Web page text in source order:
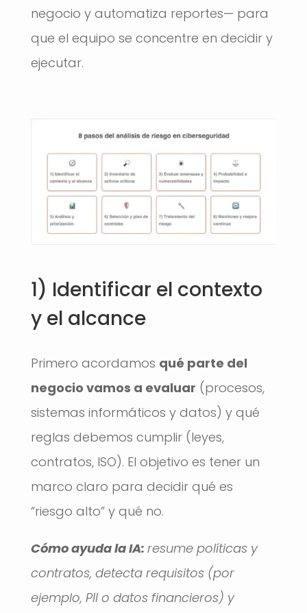
negocio y automatiza reportes— para
que el equipo se concentre en decidir y
ejecutar.
1) Identificar el contexto
y el alcance
Primero acordamos qué parte del
negocio vamos a evaluar (procesos,
sistemas informáticos y datos) y qué
reglas debemos cumplir (leyes,
contratos, ISO). El objetivo es tener un
marco claro para decidir qué es
“riesgo alto” y qué no.
Cómo ayuda la IA: resume políticas y
contratos, detecta requisitos (por
ejemplo, PII o datos financieros) y